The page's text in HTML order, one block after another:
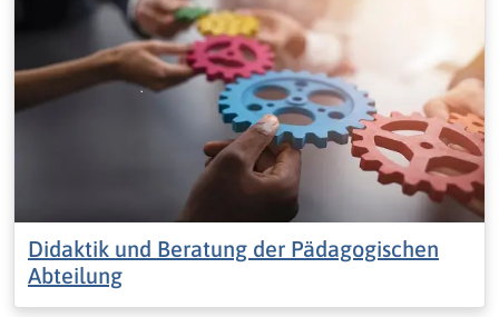
Didaktik und Beratung der Pädagogischen
Abteilung